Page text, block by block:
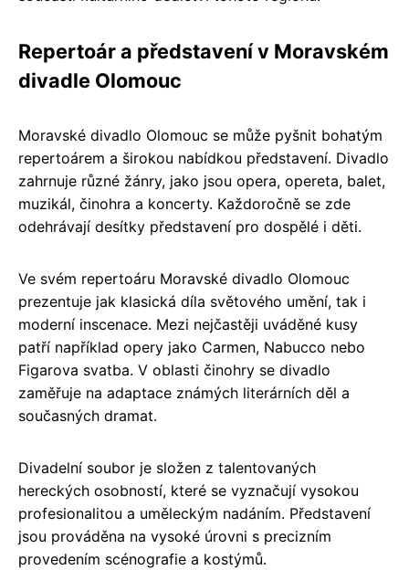
Repertoár a představení v Moravském
divadle Olomouc
Moravské divadlo Olomouc se může pyšnit bohatým
repertoárem a širokou nabídkou představení. Divadlo
zahrnuje různé žánry, jako jsou opera, opereta, balet,
muzikál, činohra a koncerty. Každoročně se zde
odehrávají desítky představení pro dospělé i děti.
Ve svém repertoáru Moravské divadlo Olomouc
prezentuje jak klasická díla světového umění, tak i
moderní inscenace. Mezi nejčastěji uváděné kusy
patří například opery jako Carmen, Nabucco nebo
Figarova svatba. V oblasti činohry se divadlo
zaměřuje na adaptace známých literárních děl a
současných dramat.
Divadelní soubor je složen z talentovaných
hereckých osobností, které se vyznačují vysokou
profesionalitou a uměleckým nadáním. Představení
jsou prováděna na vysoké úrovni s precizním
provedením scénografie a kostýmů.